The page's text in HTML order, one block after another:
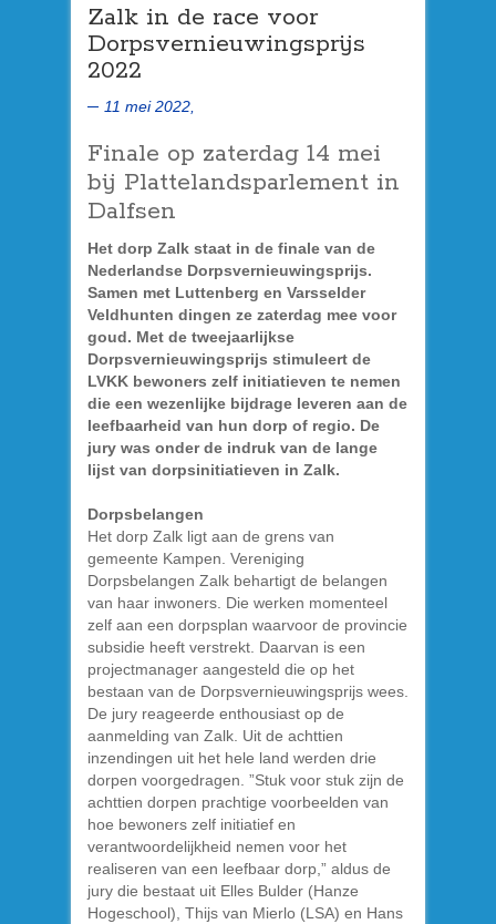
Zalk in de race voor
Dorpsvernieuwingsprijs
2022
11 mei 2022,
Finale op zaterdag 14 mei
bij Plattelandsparlement in
Dalfsen
Het dorp Zalk staat in de finale van de
Nederlandse Dorpsvernieuwingsprijs.
Samen met Luttenberg en Varsselder
Veldhunten dingen ze zaterdag mee voor
goud. Met de tweejaarlijkse
Dorpsvernieuwingsprijs stimuleert de
LVKK bewoners zelf initiatieven te nemen
die een wezenlijke bijdrage leveren aan de
leefbaarheid van hun dorp of regio. De
jury was onder de indruk van de lange
lijst van dorpsinitiatieven in Zalk.
Dorpsbelangen
Het dorp Zalk ligt aan de grens van
gemeente Kampen. Vereniging
Dorpsbelangen Zalk behartigt de belangen
van haar inwoners. Die werken momenteel
zelf aan een dorpsplan waarvoor de provincie
subsidie heeft verstrekt. Daarvan is een
projectmanager aangesteld die op het
bestaan van de Dorpsvernieuwingsprijs wees.
De jury reageerde enthousiast op de
aanmelding van Zalk. Uit de achttien
inzendingen uit het hele land werden drie
dorpen voorgedragen. ”Stuk voor stuk zijn de
achttien dorpen prachtige voorbeelden van
hoe bewoners zelf initiatief en
verantwoordelijkheid nemen voor het
realiseren van een leefbaar dorp,” aldus de
jury die bestaat uit Elles Bulder (Hanze
Hogeschool), Thijs van Mierlo (LSA) en Hans